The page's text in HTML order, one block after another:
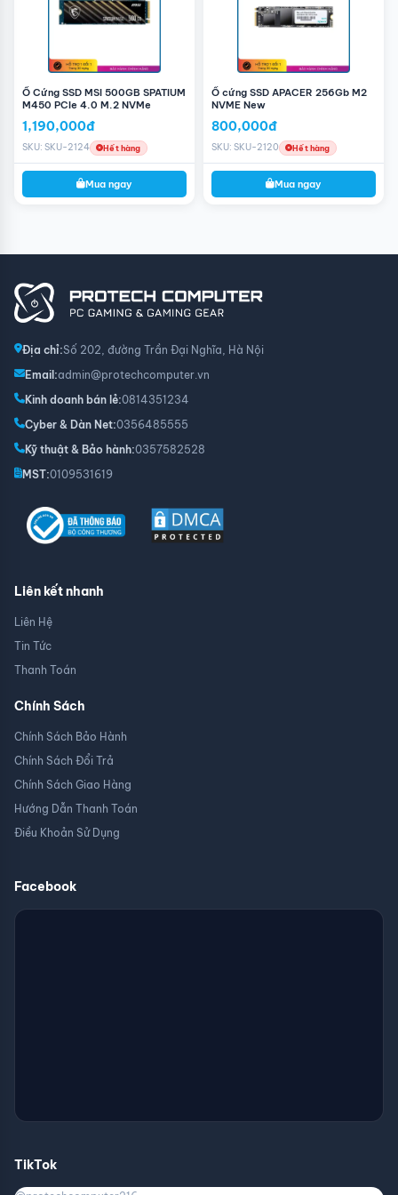
tính của bạn và lưu trữ dữ liệu cá nhân và công việc một
cách an toàn. Với tốc độ đọc/ghi tuyệt vời, dung lượng
này sẽ làm cho máy tính của bạn hoạt động nhanh
chóng và hiệu quả.
Ổ Cứng SSD MSI 500GB SPATIUM
M450 PCIe 4.0 M.2 NVMe
1,190,000đ
SKU: SKU-2124 Hết hàng
Mua ngay
Ổ cứng SSD APACER 256Gb M2
NVME New
800,000đ
SKU: SKU-2120 Hết hàng
Mua ngay
Địa chỉ:Số 202, đường Trần Đại Nghĩa, Hà Nội
Email:admin@protechcomputer.vn
Kinh doanh bán lẻ:0814351234
Cyber & Dàn Net:0356485555
Kỹ thuật & Bảo hành:0357582528
MST:0109531619
Liên kết nhanh
Liên Hệ
Tin Tức
Thanh Toán
Chính Sách
Chính Sách Bảo Hành
Chính Sách Đổi Trả
Chính Sách Giao Hàng
Hướng Dẫn Thanh Toán
Điều Khoản Sử Dụng
Facebook
TikTok